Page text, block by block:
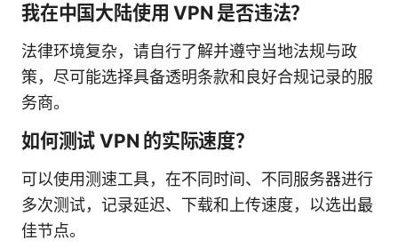
我在中国大陆使用 VPN 是否违法？
法律环境复杂，请自行了解并遵守当地法规与政
策，尽可能选择具备透明条款和良好合规记录的服
务商。
如何测试 VPN 的实际速度？
可以使用测速工具，在不同时间、不同服务器进行
多次测试，记录延迟、下载和上传速度，以选出最
佳节点。